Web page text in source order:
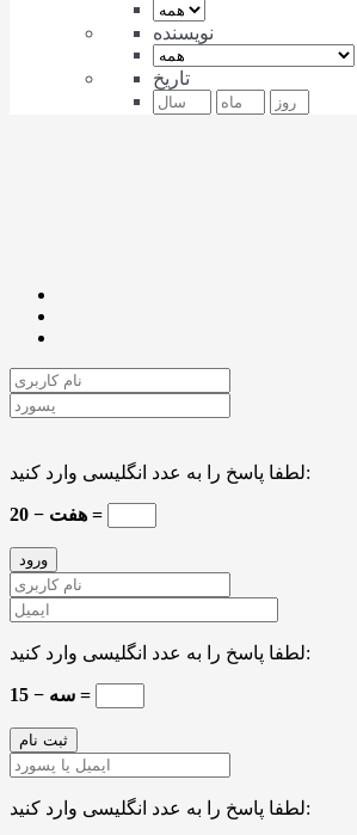
نویسنده
تاریخ
لطفا پاسخ را به عدد انگلیسی وارد کنید:
20 − هفت =
لطفا پاسخ را به عدد انگلیسی وارد کنید:
15 − سه =
لطفا پاسخ را به عدد انگلیسی وارد کنید: